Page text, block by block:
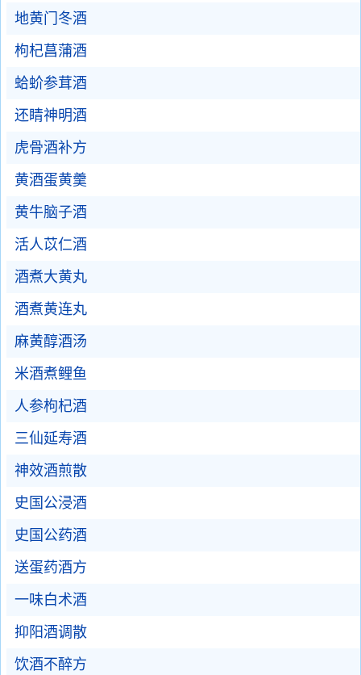
地黄门冬酒
枸杞菖蒲酒
蛤蚧参茸酒
还睛神明酒
虎骨酒补方
黄酒蛋黄羹
黄牛脑子酒
活人苡仁酒
酒煮大黄丸
酒煮黄连丸
麻黄醇酒汤
米酒煮鲤鱼
人参枸杞酒
三仙延寿酒
神效酒煎散
史国公浸酒
史国公药酒
送蛋药酒方
一味白术酒
抑阳酒调散
饮酒不醉方